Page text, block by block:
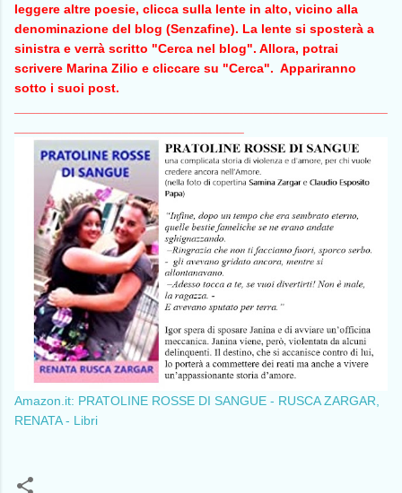
leggere altre poesie, clicca sulla lente in alto, vicino alla
denominazione del blog (Senzafine). La lente si sposterà a
sinistra e verrà scritto "Cerca nel blog". Allora, potrai
scrivere Marina Zilio e cliccare su "Cerca". Appariranno
sotto i suoi post.
Amazon.it: PRATOLINE ROSSE DI SANGUE - RUSCA ZARGAR,
RENATA - Libri